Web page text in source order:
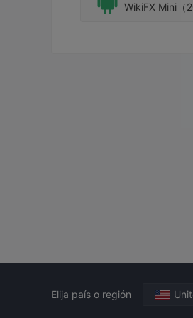
WikiFX Mini（
Elija país o región